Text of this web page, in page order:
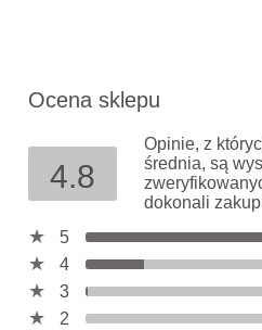
Ocena sklepu
4.8
Opinie, z
średnia, są
dokonali
5
4
3
2